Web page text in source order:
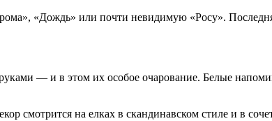
«Дождь» или почти невидимую «Росу».
— и в этом их особое очарование. Белые
смотрится на елках в скандинавском стиле и в